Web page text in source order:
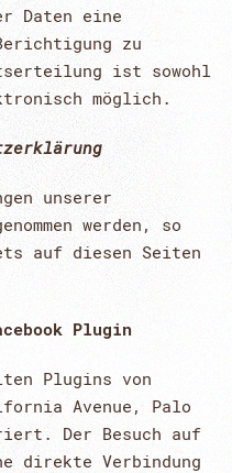
Daten eine
zu
ist sowohl
möglich.
unserer
werden, so
auf diesen Seiten
Plugin
Plugins von
Avenue, Palo
Der Besuch auf
direkte Verbindung